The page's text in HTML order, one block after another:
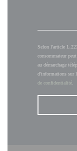
Selon l'article
consommateur
au démarchage
d'informations sur
de confidentialité